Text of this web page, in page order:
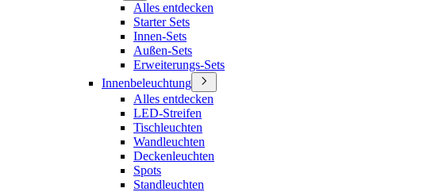
Alles entdecken
Starter Sets
Innen-Sets
Außen-Sets
Erweiterungs-Sets
Innenbeleuchtung
Alles entdecken
LED-Streifen
Tischleuchten
Wandleuchten
Deckenleuchten
Spots
Standleuchten